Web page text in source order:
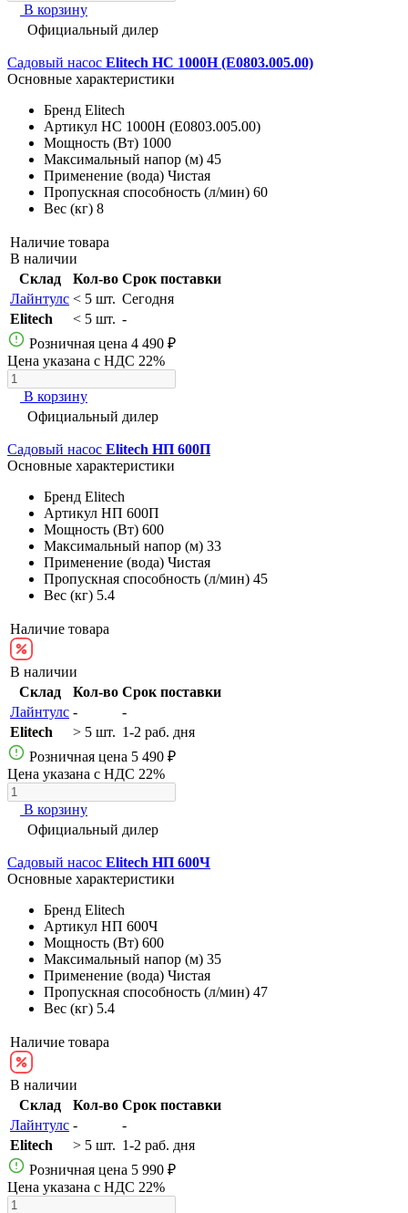
В корзину
Официальный дилер
Садовый насос Elitech НС 1000Н (E0803.005.00)
Основные характеристики
Бренд Elitech
Артикул НС 1000Н (E0803.005.00)
Мощность (Вт) 1000
Максимальный напор (м) 45
Применение (вода) Чистая
Пропускная способность (л/мин) 60
Вес (кг) 8
Наличие товара
В наличии
Склад
Кол-во Срок поставки
Лайнтулс < 5 шт. Сегодня
Elitech
< 5 шт. -
Розничная цена 4 490 ₽
Цена указана с НДС 22%
В корзину
Официальный дилер
Садовый насос Elitech НП 600П
Основные характеристики
Бренд Elitech
Артикул НП 600П
Мощность (Вт) 600
Максимальный напор (м) 33
Применение (вода) Чистая
Пропускная способность (л/мин) 45
Вес (кг) 5.4
Наличие товара
В наличии
Склад
Кол-во Срок поставки
Лайнтулс -
-
Elitech
> 5 шт. 1-2 раб. дня
Розничная цена 5 490 ₽
Цена указана с НДС 22%
В корзину
Официальный дилер
Садовый насос Elitech НП 600Ч
Основные характеристики
Бренд Elitech
Артикул НП 600Ч
Мощность (Вт) 600
Максимальный напор (м) 35
Применение (вода) Чистая
Пропускная способность (л/мин) 47
Вес (кг) 5.4
Наличие товара
В наличии
Склад
Кол-во Срок поставки
Лайнтулс -
-
Elitech
> 5 шт. 1-2 раб. дня
Розничная цена 5 990 ₽
Цена указана с НДС 22%